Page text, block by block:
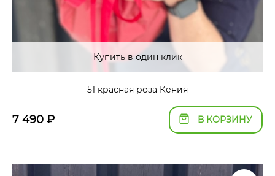
Купить в один клик
51 красная роза Кения
7 490 ₽ В КОРЗИНУ